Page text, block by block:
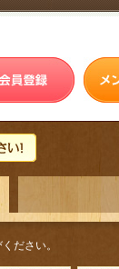
ださい。